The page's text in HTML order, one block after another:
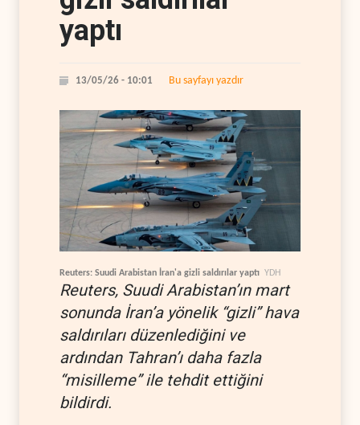
yaptı
13/05/26 - 10:01 Bu sayfayı yazdır
Reuters: Suudi Arabistan İran'a gizli saldırılar yaptı YDH
Reuters, Suudi Arabistan’ın mart
sonunda İran’a yönelik “gizli” hava
saldırıları düzenlediğini ve
ardından Tahran’ı daha fazla
“misilleme” ile tehdit ettiğini
bildirdi.